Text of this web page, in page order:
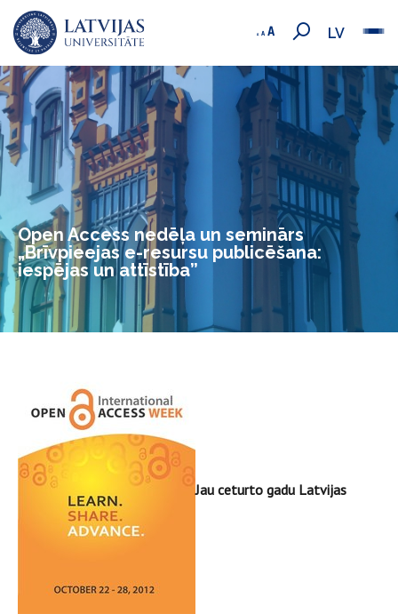
LV
Open Access nedēļa un seminārs
„Brīvpieejas e-resursu publicēšana:
iespējas un attīstība”
Jau ceturto gadu Latvijas